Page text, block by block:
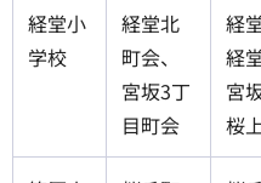
経堂小
学校
経堂北
町会、
宮坂3丁
目町会
経
経
宮
桜